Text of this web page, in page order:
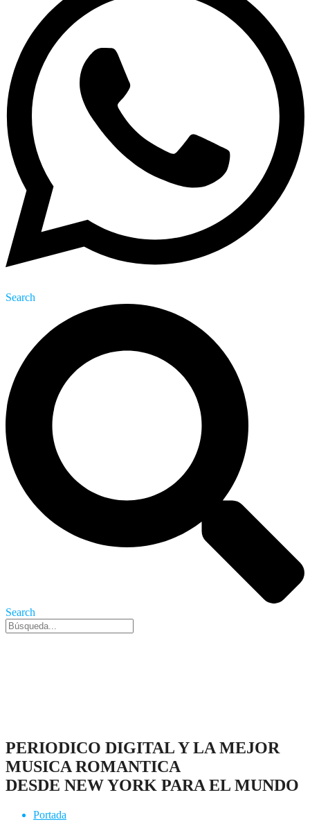
Search
Search
PERIODICO DIGITAL Y LA MEJOR
MUSICA ROMANTICA
DESDE NEW YORK PARA EL MUNDO
Portada